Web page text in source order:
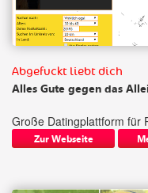
Abgefuckt liebt dich
Alles Gute gegen das
Große Datingplattform für
Zur Webseite